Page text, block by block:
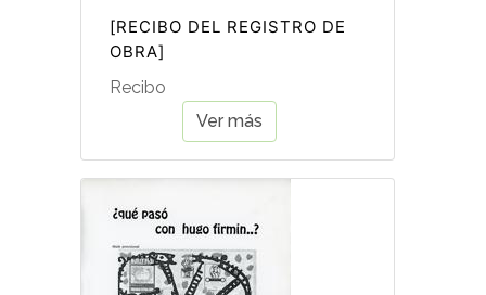
[RECIBO DEL REGISTRO DE
OBRA]
Recibo
Ver más